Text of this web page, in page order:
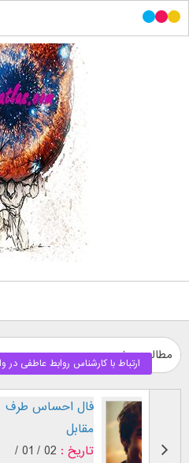
مطالب ویژه
طرز نگاه پسر عاشق (
بر اساس [...]
تاریخ :
29 / 12 /